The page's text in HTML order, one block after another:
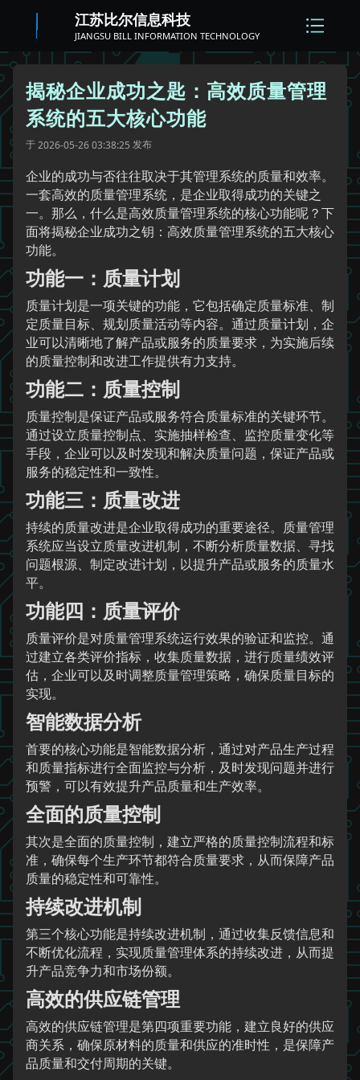
江苏比尔信息科技
JIANGSU BILL INFORMATION TECHNOLOGY
揭秘企业成功之匙：高效质量管理
系统的五大核心功能
于2026-05-26 03:38:25 发布
企业的成功与否往往取决于其管理系统的质量和效率。
一套高效的质量管理系统，是企业取得成功的关键之
一。那么，什么是高效质量管理系统的核心功能呢？下
面将揭秘企业成功之钥：高效质量管理系统的五大核心
功能。
功能一：质量计划
质量计划是一项关键的功能，它包括确定质量标准、制
定质量目标、规划质量活动等内容。通过质量计划，企
业可以清晰地了解产品或服务的质量要求，为实施后续
的质量控制和改进工作提供有力支持。
功能二：质量控制
质量控制是保证产品或服务符合质量标准的关键环节。
通过设立质量控制点、实施抽样检查、监控质量变化等
手段，企业可以及时发现和解决质量问题，保证产品或
服务的稳定性和一致性。
功能三：质量改进
持续的质量改进是企业取得成功的重要途径。质量管理
系统应当设立质量改进机制，不断分析质量数据、寻找
问题根源、制定改进计划，以提升产品或服务的质量水
平。
功能四：质量评价
质量评价是对质量管理系统运行效果的验证和监控。通
过建立各类评价指标，收集质量数据，进行质量绩效评
估，企业可以及时调整质量管理策略，确保质量目标的
实现。
智能数据分析
首要的核心功能是智能数据分析，通过对产品生产过程
和质量指标进行全面监控与分析，及时发现问题并进行
预警，可以有效提升产品质量和生产效率。
全面的质量控制
其次是全面的质量控制，建立严格的质量控制流程和标
准，确保每个生产环节都符合质量要求，从而保障产品
质量的稳定性和可靠性。
持续改进机制
第三个核心功能是持续改进机制，通过收集反馈信息和
不断优化流程，实现质量管理体系的持续改进，从而提
升产品竞争力和市场份额。
高效的供应链管理
高效的供应链管理是第四项重要功能，建立良好的供应
商关系，确保原材料的质量和供应的准时性，是保障产
品质量和交付周期的关键。